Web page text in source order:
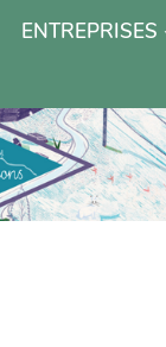
ENTREPRISES